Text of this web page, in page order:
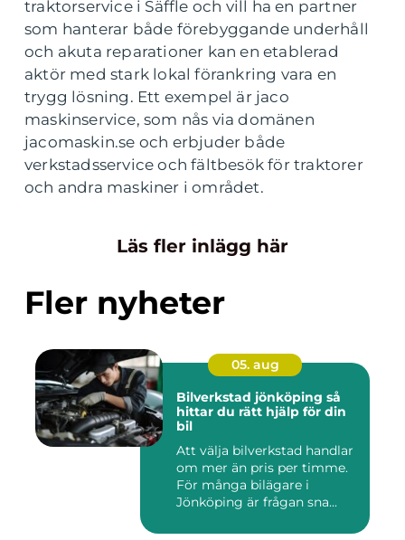
traktorservice i Säffle och vill ha en partner
som hanterar både förebyggande underhåll
och akuta reparationer kan en etablerad
aktör med stark lokal förankring vara en
trygg lösning. Ett exempel är jaco
maskinservice, som nås via domänen
jacomaskin.se och erbjuder både
verkstadsservice och fältbesök för traktorer
och andra maskiner i området.
Läs fler inlägg här
Fler nyheter
05. aug
Bilverkstad jönköping så
hittar du rätt hjälp för din
bil
Att välja bilverkstad handlar
om mer än pris per timme.
För många bilägare i
Jönköping är frågan sna...